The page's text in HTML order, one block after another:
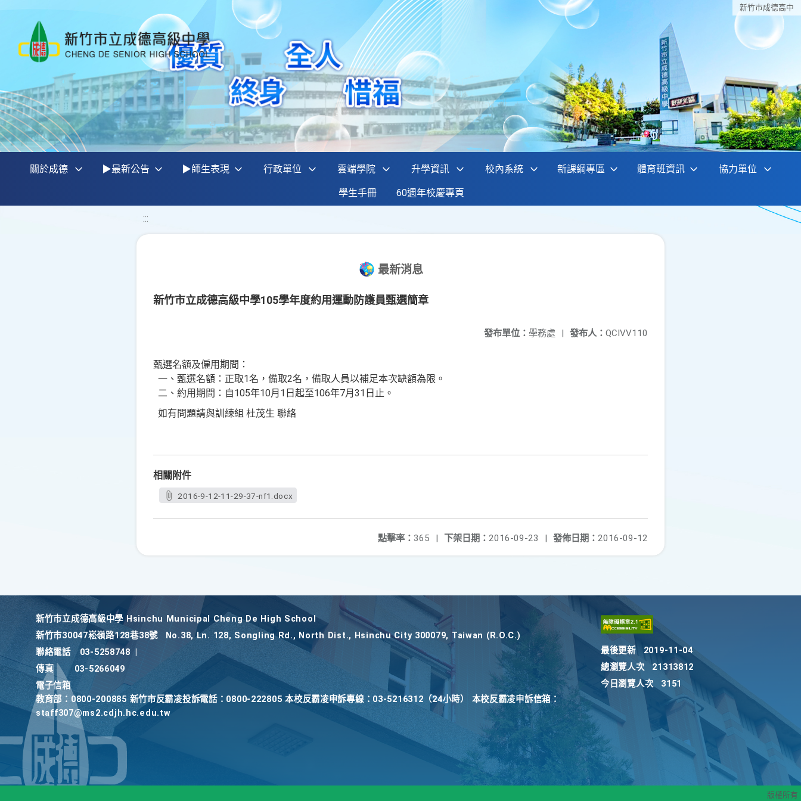
新竹巿成德高中
關於成德 ▶最新公告 ▶師生表現 行政單位 雲端學院 升學資訊 校內系統 新課綱專區 體育班資訊 協力單位
學生手冊 60週年校慶專頁
:::
最新消息
新竹市立成德高級中學105學年度約用運動防護員甄選簡章
發布人： QCIVV110
發布單位： 學務處 |
甄選名額及僱用期間：
一、甄選名額：正取1名，備取2名，備取人員以補足本次缺額為限。
二、約用期間：自105年10月1日起至106年7月31日止。
如有問題請與訓練組 杜茂生 聯絡
相關附件
2016-9-12-11-29-37-nf1.docx
發佈日期： 2016-09-12
下架日期： 2016-09-23 |
點擊率： 365 |
新竹巿立成德高級中學 Hsinchu Municipal Cheng De High School
新竹巿30047崧嶺路128巷38號
No.38, Ln. 128, Songling Rd., North Dist., Hsinchu City 300079, Taiwan (R.O.C.)
聯絡電話
03-5258748
傳真
03-5266049
電子信箱
教育部：0800-200885 新竹市反霸凌投訴電話：0800-222805 本校反霸凌申訴專線：03-5216312（24小時） 本校反霸凌申訴信箱：
staff307@ms2.cdjh.hc.edu.tw
最後更新
2019-11-04
總瀏覽人次
21313812
今日瀏覽人次
3151
版權所有